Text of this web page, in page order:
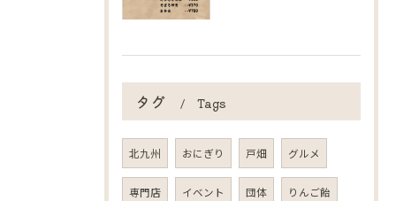
タグ Tags
北九州 おにぎり 戸畑 グルメ
専門店 イベント 団体 りんご飴